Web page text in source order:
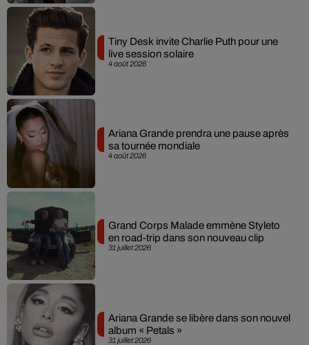
4 août 2026
Tiny Desk invite Charlie Puth pour une
live session solaire
4 août 2026
Ariana Grande prendra une pause après
sa tournée mondiale
31 juillet 2026
Grand Corps Malade emmène Styleto
en road-trip dans son nouveau clip
31 juillet 2026
Ariana Grande se libère dans son nouvel
album « Petals »